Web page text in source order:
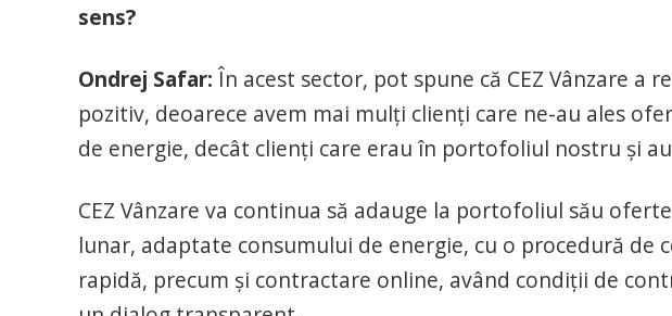
sens?
Ondrej Safar:În acest sector, pot spune că CEZ Vânzare a
pozitiv, deoarece avem mai mulți clienți care ne-au ales
de energie, decât clienți care erau în portofoliul nostru și
CEZ Vânzare va continua să adauge la portofoliul său
lunar, adaptate consumului de energie, cu o procedură de
rapidă, precum și contractare online, având condiții de